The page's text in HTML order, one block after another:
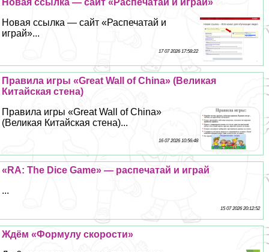
Новая ссылка — сайт «Распечатай и играй»
Новая ссылка — сайт «Распечатай и
играй»...
17 07 2026 17:58:22
Правила игры «Great Wall of China» (Великая
Китайская стена)
Правила игры «Great Wall of China»
(Великая Китайская стена)...
16 07 2026 10:56:48
«RA: The Dice Game» — распечатай и играй
...
15 07 2026 20:12:52
Ждём «Формулу скорости»